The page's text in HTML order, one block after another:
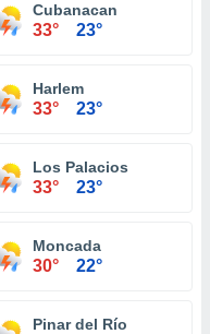
Cubanacan
33° 23°
Harlem
33° 23°
Los Palacios
33° 23°
Moncada
30° 22°
Pinar del Río